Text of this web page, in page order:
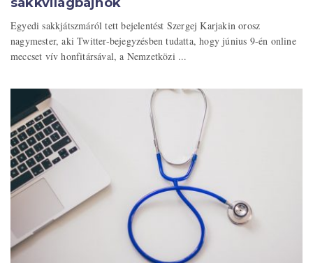
Egyedi sakkjátszmáról tett bejelentést Szergej Karjakin orosz
nagymester, aki Twitter-bejegyzésben tudatta, hogy június 9-én online
meccset vív honfitársával, a Nemzetközi ...